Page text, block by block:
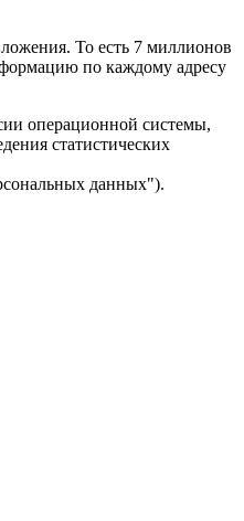
То есть 7 миллионов
по каждому адресу
операционной системы,
статистических
данных").